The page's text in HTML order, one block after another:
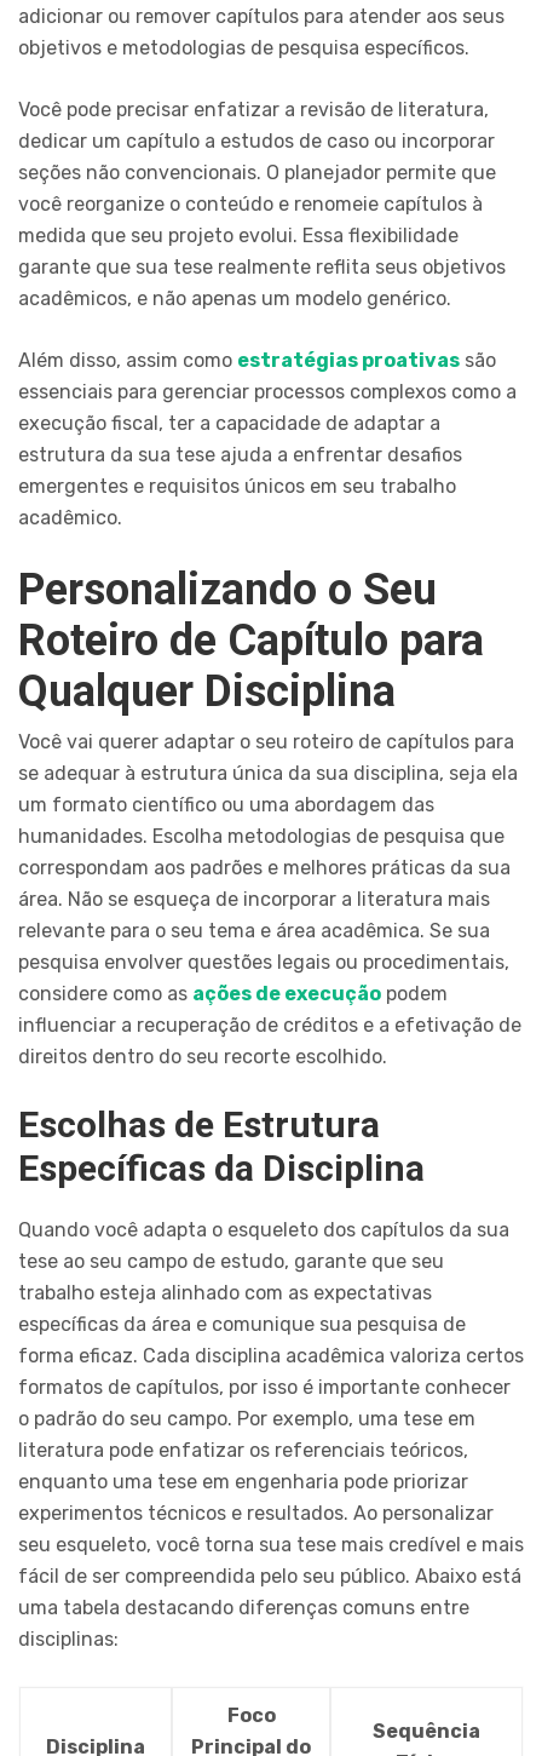
adicionar ou remover capítulos para atender aos seus
objetivos e metodologias de pesquisa específicos.
Você pode precisar enfatizar a revisão de literatura,
dedicar um capítulo a estudos de caso ou incorporar
seções não convencionais. O planejador permite que
você reorganize o conteúdo e renomeie capítulos à
medida que seu projeto evolui. Essa flexibilidade
garante que sua tese realmente reflita seus objetivos
acadêmicos, e não apenas um modelo genérico.
Além disso, assim como estratégias proativas são
essenciais para gerenciar processos complexos como a
execução fiscal, ter a capacidade de adaptar a
estrutura da sua tese ajuda a enfrentar desafios
emergentes e requisitos únicos em seu trabalho
acadêmico.
Personalizando o Seu
Roteiro de Capítulo para
Qualquer Disciplina
Você vai querer adaptar o seu roteiro de capítulos para
se adequar à estrutura única da sua disciplina, seja ela
um formato científico ou uma abordagem das
humanidades. Escolha metodologias de pesquisa que
correspondam aos padrões e melhores práticas da sua
área. Não se esqueça de incorporar a literatura mais
relevante para o seu tema e área acadêmica. Se sua
pesquisa envolver questões legais ou procedimentais,
considere como as ações de execução podem
influenciar a recuperação de créditos e a efetivação de
direitos dentro do seu recorte escolhido.
Escolhas de Estrutura
Específicas da Disciplina
Quando você adapta o esqueleto dos capítulos da sua
tese ao seu campo de estudo, garante que seu
trabalho esteja alinhado com as expectativas
específicas da área e comunique sua pesquisa de
forma eficaz. Cada disciplina acadêmica valoriza certos
formatos de capítulos, por isso é importante conhecer
o padrão do seu campo. Por exemplo, uma tese em
literatura pode enfatizar os referenciais teóricos,
enquanto uma tese em engenharia pode priorizar
experimentos técnicos e resultados. Ao personalizar
seu esqueleto, você torna sua tese mais credível e mais
fácil de ser compreendida pelo seu público. Abaixo está
uma tabela destacando diferenças comuns entre
disciplinas:
Disciplina
Foco
Principal do
Sequência